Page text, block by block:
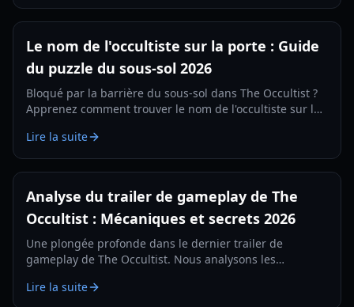
Le nom de l'occultiste sur la porte : Guide
du puzzle du sous-sol 2026
Bloqué par la barrière du sous-sol dans The Occultist ?
Apprenez comment trouver le nom de l'occultiste sur la
l'île de Godstone.
Lire la suite
Analyse du trailer de gameplay de The
Occultist : Mécaniques et secrets 2026
Une plongée profonde dans le dernier trailer de
gameplay de The Occultist. Nous analysons les
psychologique et ce à quoi s'attendre en 2026.
Lire la suite